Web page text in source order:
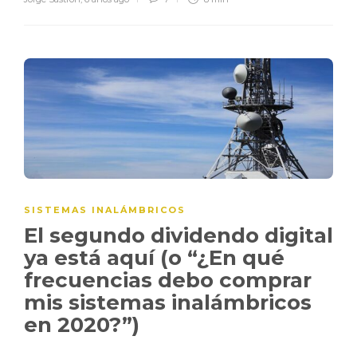
SISTEMAS INALÁMBRICOS
El segundo dividendo digital
ya está aquí (o “¿En qué
frecuencias debo comprar
mis sistemas inalámbricos
en 2020?”)